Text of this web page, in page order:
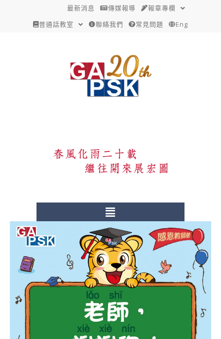
最新消息 傳媒報導
報章專欄
普通話教室
聯絡我們 常見問題 Eng
Menu